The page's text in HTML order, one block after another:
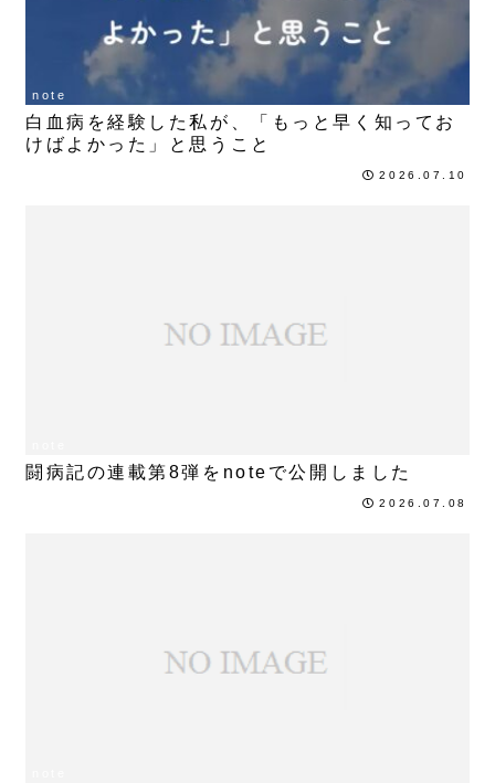
note
白血病を経験した私が、「もっと早く知ってお
けばよかった」と思うこと
2026.07.10
闘病記の連載第8弾をnoteで公開しました
2026.07.08